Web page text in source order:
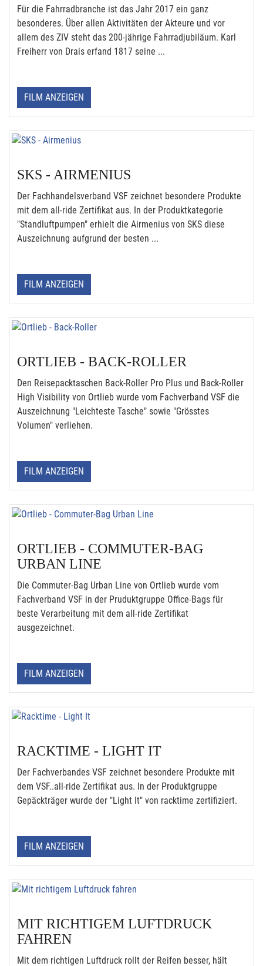
Für die Fahrradbranche ist das Jahr 2017 ein ganz
besonderes. Über allen Aktivitäten der Akteure und vor
allem des ZIV steht das 200-jährige Fahrradjubiläum. Karl
Freiherr von Drais erfand 1817 seine ...
FILM ANZEIGEN
SKS - AIRMENIUS
Der Fachhandelsverband VSF zeichnet besondere Produkte
mit dem all-ride Zertifikat aus. In der Produktkategorie
"Standluftpumpen" erhielt die Airmenius von SKS diese
Auszeichnung aufgrund der besten ...
FILM ANZEIGEN
ORTLIEB - BACK-ROLLER
Den Reisepacktaschen Back-Roller Pro Plus und Back-Roller
High Visibility von Ortlieb wurde vom Fachverband VSF die
Auszeichnung "Leichteste Tasche" sowie "Grösstes
Volumen" verliehen.
FILM ANZEIGEN
ORTLIEB - COMMUTER-BAG
URBAN LINE
Die Commuter-Bag Urban Line von Ortlieb wurde vom
Fachverband VSF in der Pruduktgruppe Office-Bags für
beste Verarbeitung mit dem all-ride Zertifikat
ausgezeichnet.
FILM ANZEIGEN
RACKTIME - LIGHT IT
Der Fachverbandes VSF zeichnet besondere Produkte mit
dem VSF..all-ride Zertifikat aus. In der Produktgruppe
Gepäckträger wurde der "Light It" von racktime zertifiziert.
FILM ANZEIGEN
MIT RICHTIGEM LUFTDRUCK
FAHREN
Mit dem richtigen Luftdruck rollt der Reifen besser, hält